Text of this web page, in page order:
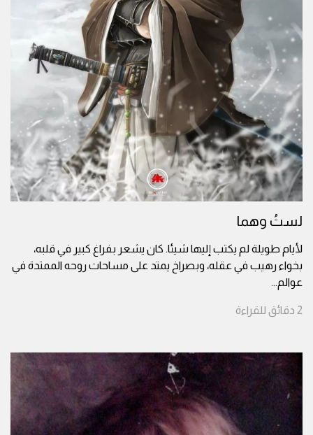
لستُ وهما
لأيام طويلة لم يكتب إليها شيئا. كان يشعر بفراغ كبير في قلبه،
بخواء رهيب في عقله، وبصراخ يمتد على مساحات روحه الممتدة في
عوالم...
2 دقائق للقراءة